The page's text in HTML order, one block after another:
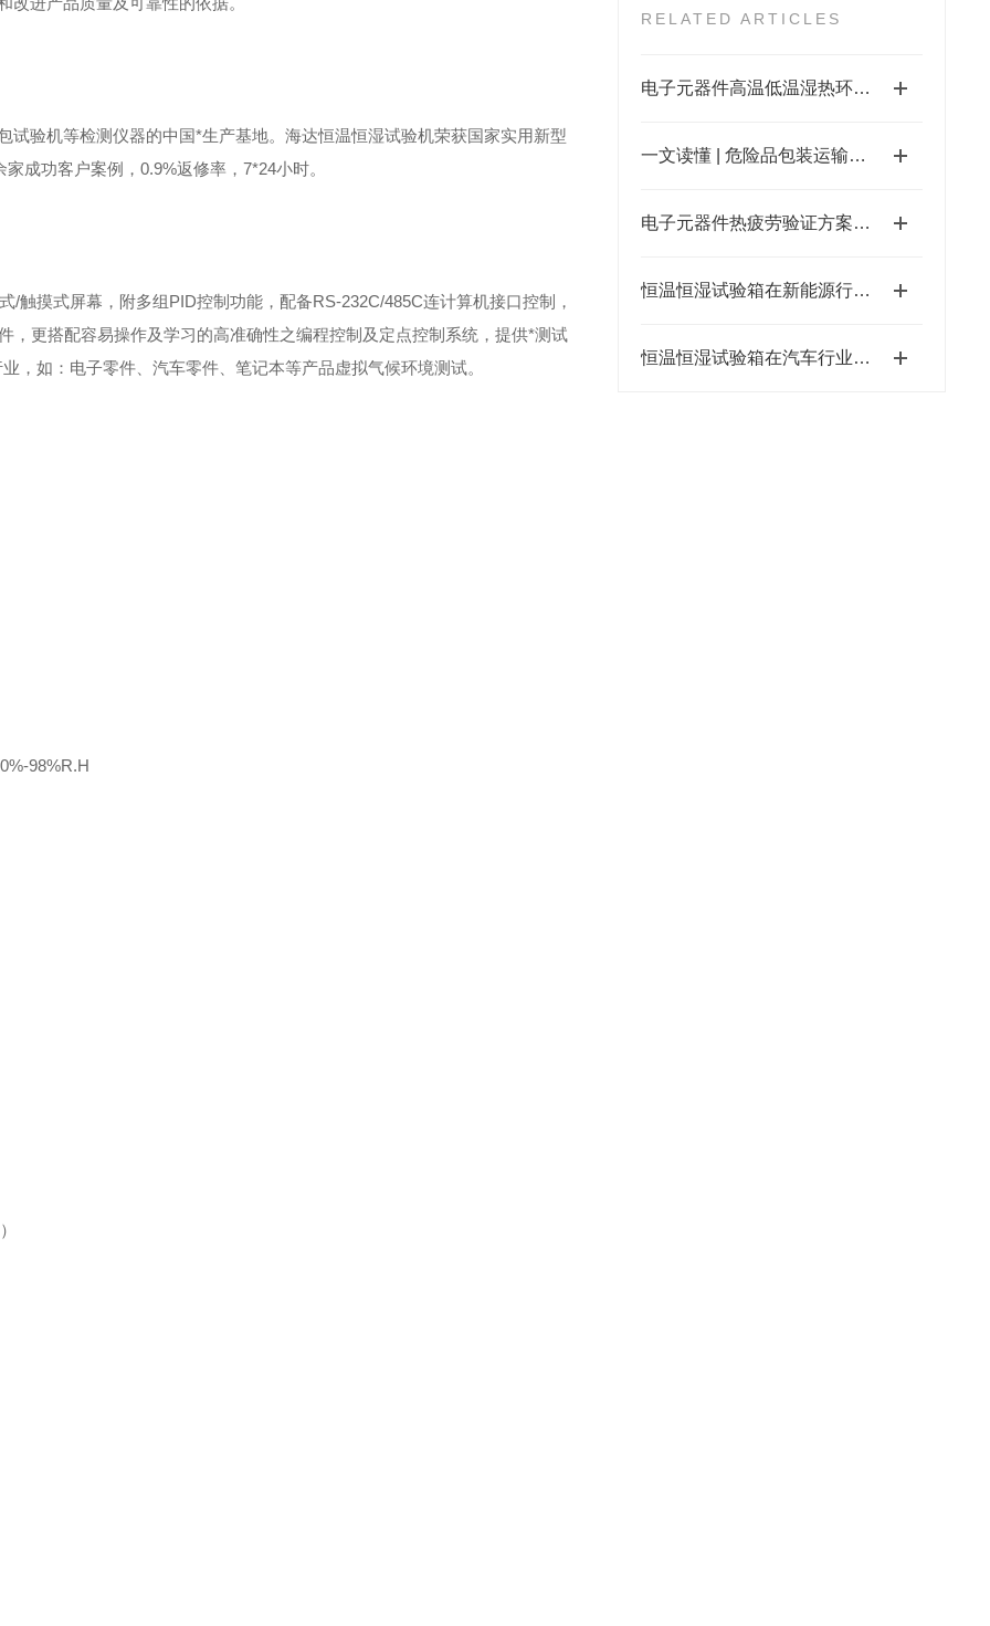
RELATED ARTICLES
电子元器件高温低温湿热环境适应性可靠性验证方案
一文读懂 | 危险品包装运输安全全项目检测方案
电子元器件热疲劳验证方案：高低温试验箱助力芯片可靠性检测
恒温恒湿试验箱在新能源行业的核心应用
恒温恒湿试验箱在汽车行业的多元应用，助力车企品质升级
验机等检测仪器的中国*生产基地。海达恒温恒湿试验机荣获国家实用新型
成功客户案例，0.9%返修率，7*24小时。
触摸式屏幕，附多组PID控制功能，配备RS-232C/485C连计算机接口控制，
，更搭配容易操作及学习的高准确性之编程控制及定点控制系统，提供*测试
，如：电子零件、汽车零件、笔记本等产品虚拟气候环境测试。
98%R.H